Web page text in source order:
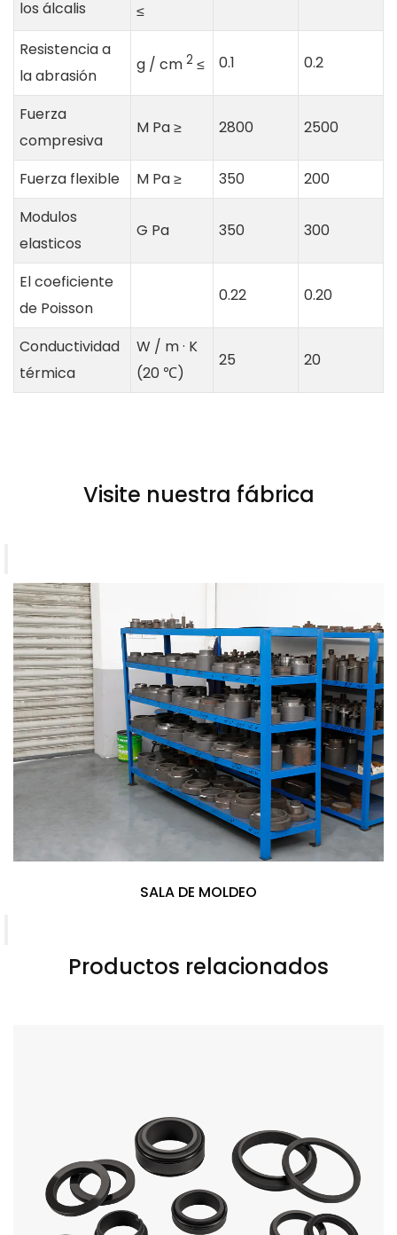
los álcalis ≤
Resistencia a
la abrasión
g / cm 2 ≤ 0.1 0.2
Fuerza
compresiva
M Pa ≥ 2800 2500
Fuerza flexible M Pa ≥ 350
200
Modulos
elasticos
G Pa 350 300
El coeficiente
de Poisson
0.22 0.20
Conductividad
térmica
W / m · K
(20 ℃) ​​
25 20
Visite nuestra fábrica
Productos relacionados